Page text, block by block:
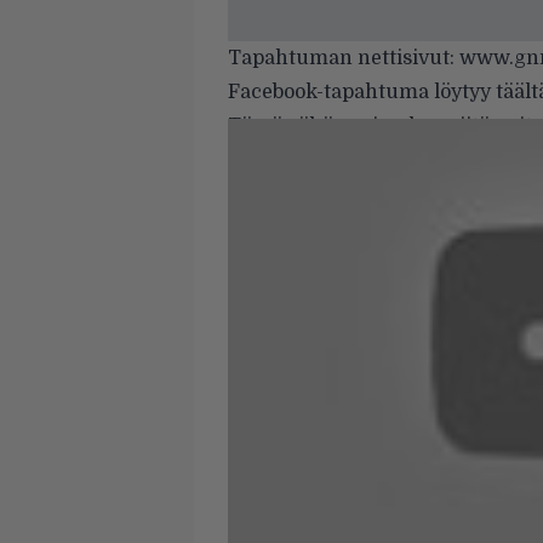
Tapahtuman nettisivut:
Facebook-tapahtuma löytyy
Tässä vähän esimakua siitä,